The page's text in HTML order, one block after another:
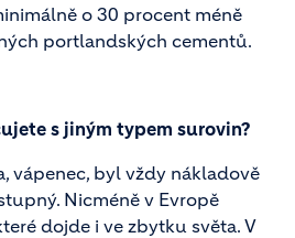
o 30 procent méně
portlandských cementů.
s jiným typem surovin?
vápenec, byl vždy nákladově
Nicméně v Evropě
dojde i ve zbytku světa. V